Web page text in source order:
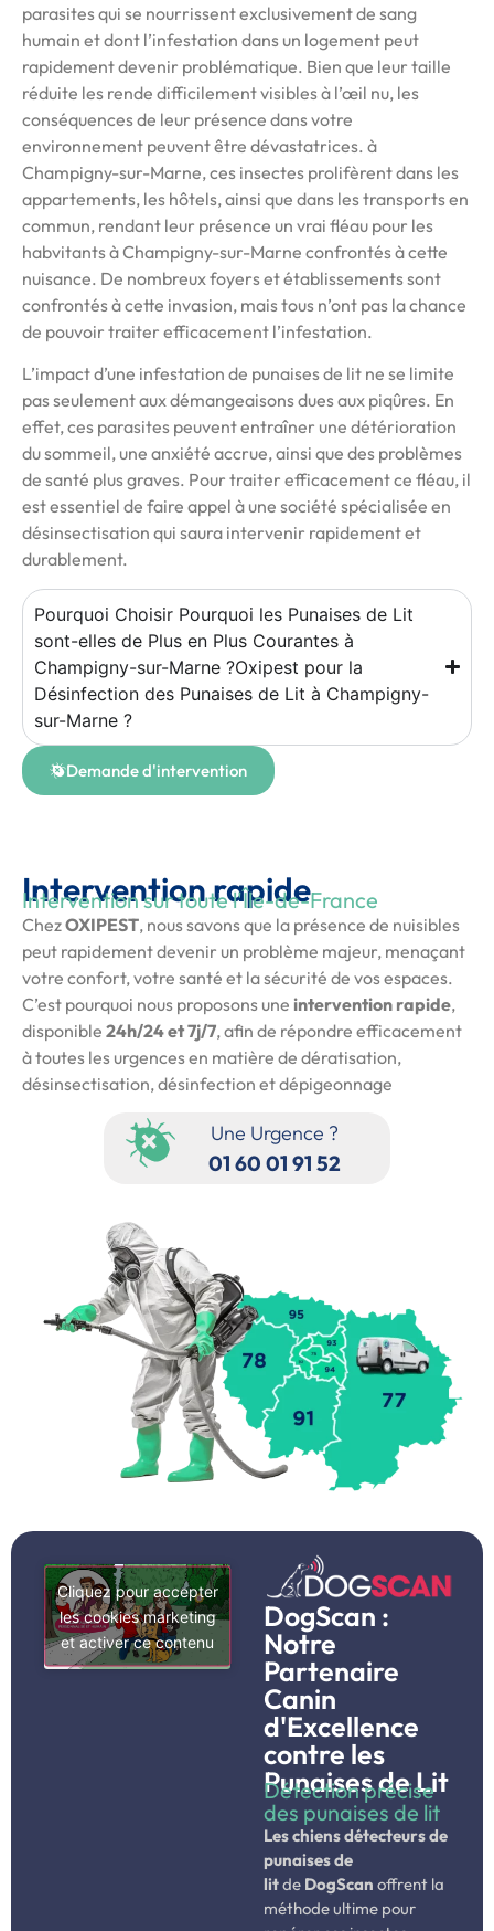
parasites qui se nourrissent exclusivement de sang
humain et dont l’infestation dans un logement peut
rapidement devenir problématique. Bien que leur taille
réduite les rende difficilement visibles à l’œil nu, les
conséquences de leur présence dans votre
environnement peuvent être dévastatrices. à
Champigny-sur-Marne, ces insectes prolifèrent dans les
appartements, les hôtels, ainsi que dans les transports en
commun, rendant leur présence un vrai fléau pour les
habvitants à Champigny-sur-Marne confrontés à cette
nuisance. De nombreux foyers et établissements sont
confrontés à cette invasion, mais tous n’ont pas la chance
de pouvoir traiter efficacement l’infestation.
L’impact d’une infestation de punaises de lit ne se limite
pas seulement aux démangeaisons dues aux piqûres. En
effet, ces parasites peuvent entraîner une détérioration
du sommeil, une anxiété accrue, ainsi que des problèmes
de santé plus graves. Pour traiter efficacement ce fléau, il
est essentiel de faire appel à une société spécialisée en
désinsectisation qui saura intervenir rapidement et
durablement.
Pourquoi Choisir Pourquoi les Punaises de Lit
sont-elles de Plus en Plus Courantes à
Champigny-sur-Marne ?Oxipest pour la
Désinfection des Punaises de Lit à Champigny-
sur-Marne ?
Demande d'intervention
Intervention rapide
Intervention sur toute l'Île-de-France
ChezOXIPEST, nous savons que la présence de nuisibles
peut rapidement devenir un problème majeur, menaçant
votre confort, votre santé et la sécurité de vos espaces.
C’est pourquoi nous proposons une intervention rapide,
disponible 24h/24 et 7j/7, afin de répondre efficacement
à toutes les urgences en matière de dératisation,
désinsectisation, désinfection et dépigeonnage
Une Urgence ?
01 60 01 91 52
Cliquez pour accepter
les cookies marketing
et activer ce contenu
DogScan :
Notre
Partenaire
Canin
d'Excellence
contre les
Punaises de Lit
Détection précise
des punaises de lit
Les chiens détecteurs de
punaises de
litde DogScan offrent la
méthode ultime pour